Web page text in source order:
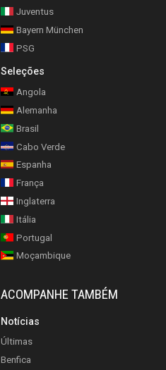
Juventus
Bayern München
PSG
Seleções
Angola
Alemanha
Brasil
Cabo Verde
Espanha
França
Inglaterra
Itália
Portugal
Moçambique
ACOMPANHE TAMBÉM
Notícias
Últimas
Benfica